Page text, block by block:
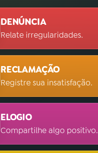
DENÚNCIA
Relate irregularidades.
RECLAMAÇÃO
Registre sua insatisfação.
ELOGIO
Compartilhe algo positivo.